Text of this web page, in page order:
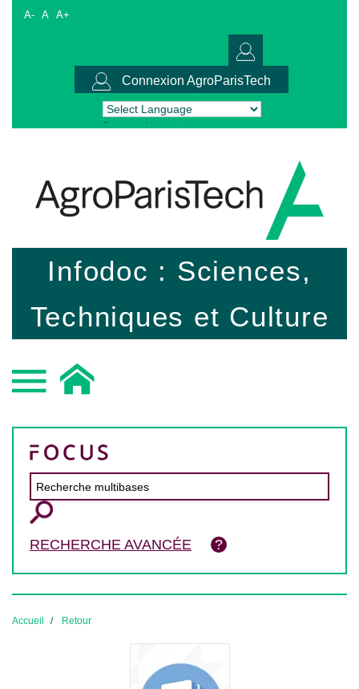
A- A A+
Connexion AgroParisTech
Powered by Translate
Infodoc : Sciences,
Techniques et Culture
RECHERCHE AVANCÉE
Accueil Retour